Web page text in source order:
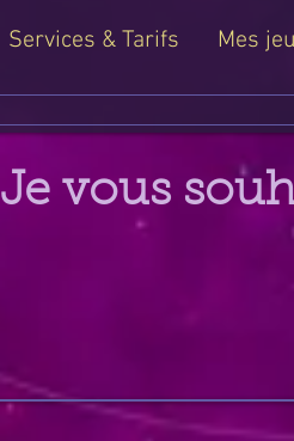
Services & Tarifs Mes
Je vous